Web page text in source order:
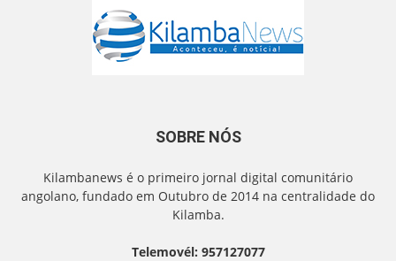
SOBRE NÓS
Kilambanews é o primeiro jornal digital comunitário
angolano, fundado em Outubro de 2014 na centralidade do
Kilamba.
Telemovél: 957127077